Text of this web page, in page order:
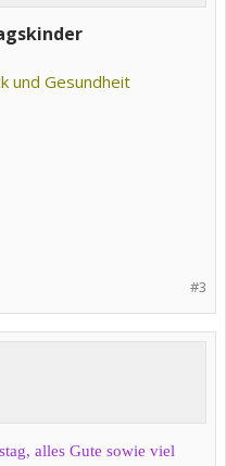
und Gesundheit
#3
alles Gute sowie viel